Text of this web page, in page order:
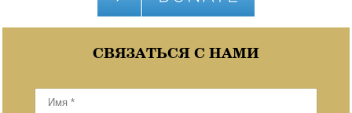
СВЯЗАТЬСЯ С НАМИ